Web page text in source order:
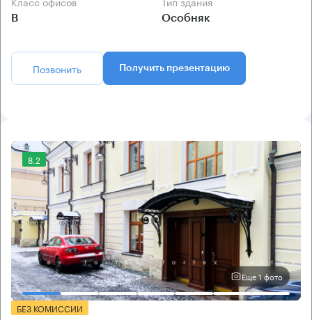
B Особняк
Позвонить Получить презентацию
8.2
Еще 1 фото
БЕЗ КОМИССИИ